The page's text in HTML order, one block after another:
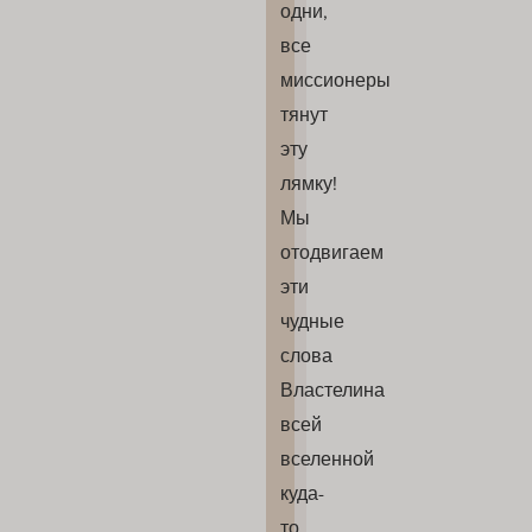
одни,
все
миссионеры
тянут
эту
лямку!
Мы
отодвигаем
эти
чудные
слова
Властелина
всей
вселенной
куда-